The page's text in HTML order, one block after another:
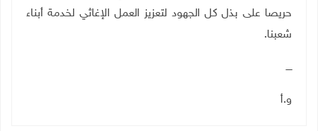
حريصا على بذل كل الجهود لتعزيز العمل الإغاثي لخدمة أبناء
شعبنا.
ــــ
و.أ